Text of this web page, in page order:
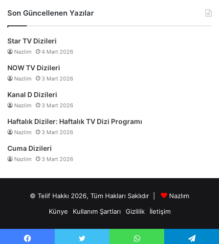
Son Güncellenen Yazılar
Star TV Dizileri
Nazlim 4 Mart 2026
NOW TV Dizileri
Nazlim 3 Mart 2026
Kanal D Dizileri
Nazlim 3 Mart 2026
Haftalık Diziler: Haftalık TV Dizi Programı
Nazlim 3 Mart 2026
Cuma Dizileri
Nazlim 3 Mart 2026
© Telif Hakkı 2026, Tüm Hakları Saklıdır |
Nazlım
Künye
Kullanım Şartları Gizlilik İletişim